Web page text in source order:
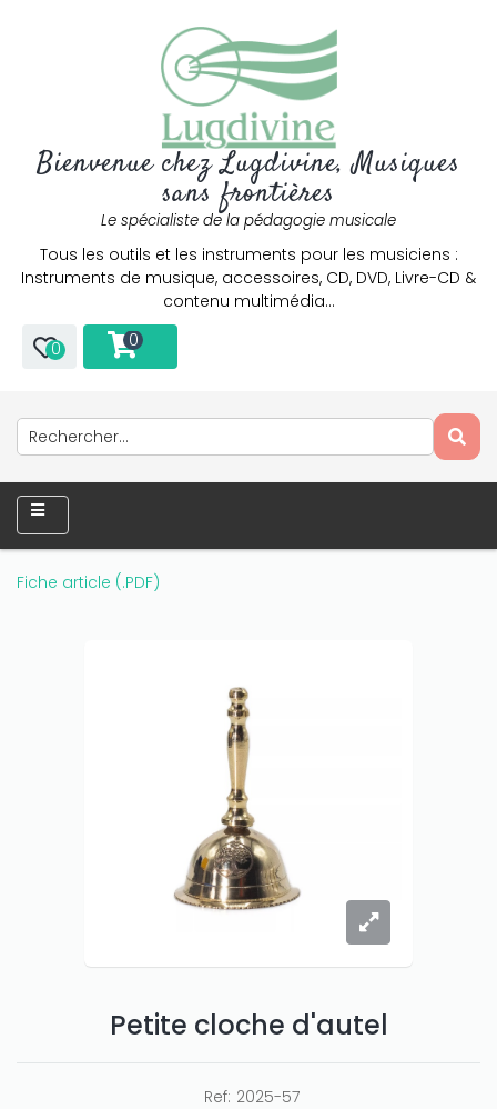
Bienvenue chez Lugdivine, Musiques
sans frontières
Le spécialiste de la pédagogie musicale
Tous les outils et les instruments pour les musiciens :
Instruments de musique, accessoires, CD, DVD, Livre-CD &
contenu multimédia…
0 0
Fiche article (.PDF)
Petite cloche d'autel
Ref: 2025-57
Only play atJoo casinoif you really want to win a huge
amount on your credits!